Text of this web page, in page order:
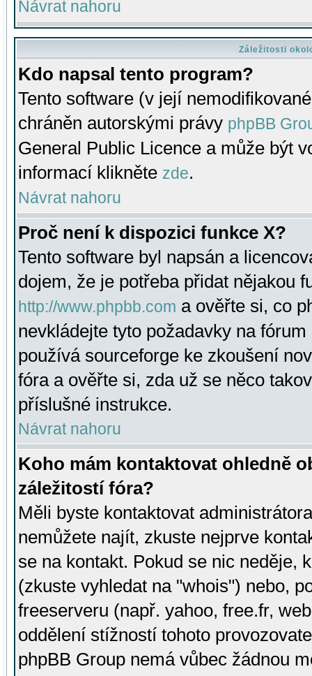
Návrat nahoru
Záležitosti
Kdo napsal tento program?
Tento software (v její
chráněn autorskými právy phpBB
General Public Licence a může být
informací klikněte zde.
Návrat nahoru
Proč není k dispozici funkce X?
Tento software byl napsán a
dojem, že je potřeba přidat nějakou
http://www.phpbb.com a ověřte si, co
nevkládejte tyto požadavky na
používá sourceforge ke zkoušení
fóra a ověřte si, zda už se něco
příslušné instrukce.
Návrat nahoru
Koho mám kontaktovat ohledně
záležitostí fóra?
Měli byste kontaktovat
nemůžete najít, zkuste nejprve
se na kontakt. Pokud se nic neděje,
(zkuste vyhledat na "whois") nebo,
freeserveru (např. yahoo, free.fr,
oddělení stížností tohoto
phpBB Group nemá vůbec žádnou